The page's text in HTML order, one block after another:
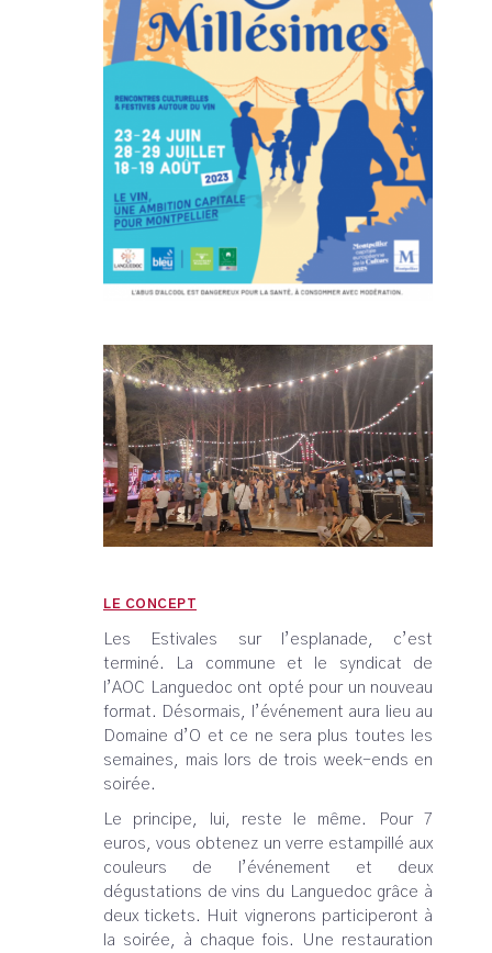
LE CONCEPT
Les Estivales sur l’esplanade, c’est
terminé. La commune et le syndicat de
l’AOC Languedoc ont opté pour un nouveau
format. Désormais, l’événement aura lieu au
Domaine d’O et ce ne sera plus toutes les
semaines, mais lors de trois week-ends en
soirée.
Le principe, lui, reste le même. Pour 7
euros, vous obtenez un verre estampillé aux
couleurs de l’événement et deux
dégustations de vins du Languedoc grâce à
deux tickets. Huit vignerons participeront à
la soirée, à chaque fois. Une restauration